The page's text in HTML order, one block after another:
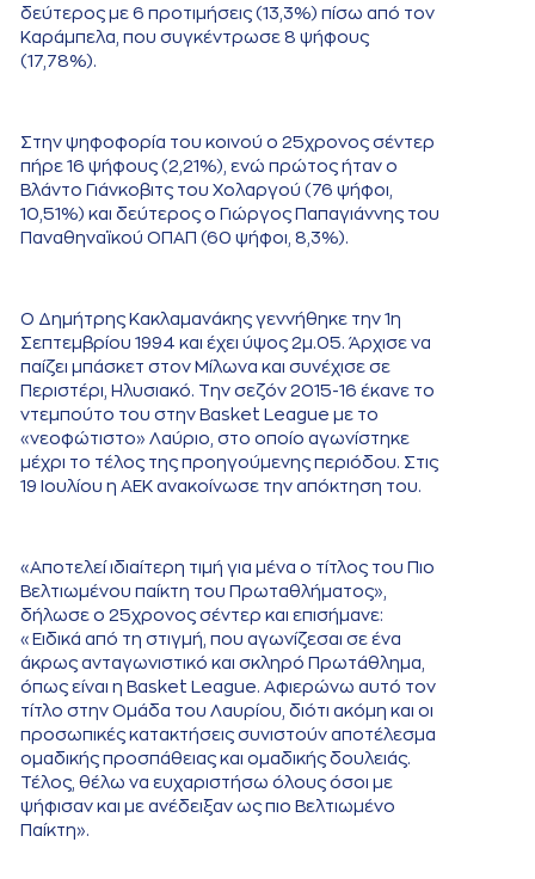
δεύτερος με 6 προτιμήσεις (13,3%) πίσω από τον
Καράμπελα, που συγκέντρωσε 8 ψήφους
(17,78%).
Στην ψηφοφορία του κοινού ο 25χρονος σέντερ
πήρε 16 ψήφους (2,21%), ενώ πρώτος ήταν ο
Βλάντο Γιάνκοβιτς του Χολαργού (76 ψήφοι,
10,51%) και δεύτερος ο Γιώργος Παπαγιάννης του
Παναθηναϊκού ΟΠΑΠ (60 ψήφοι, 8,3%).
Ο Δημήτρης Κακλαμανάκης γεννήθηκε την 1η
Σεπτεμβρίου 1994 και έχει ύψος 2μ.05. Άρχισε να
παίζει μπάσκετ στον Μίλωνα και συνέχισε σε
Περιστέρι, Ηλυσιακό. Την σεζόν 2015-16 έκανε το
ντεμπούτο του στην Basket League με το
«νεοφώτιστο» Λαύριο, στο οποίο αγωνίστηκε
μέχρι το τέλος της προηγούμενης περιόδου. Στις
19 Ιουλίου η ΑΕΚ ανακοίνωσε την απόκτηση του.
«Αποτελεί ιδιαίτερη τιμή για μένα ο τίτλος του Πιο
Βελτιωμένου παίκτη του Πρωταθλήματος»,
δήλωσε ο 25χρονος σέντερ και επισήμανε:
«Ειδικά από τη στιγμή, που αγωνίζεσαι σε ένα
άκρως ανταγωνιστικό και σκληρό Πρωτάθλημα,
όπως είναι η Basket League. Αφιερώνω αυτό τον
τίτλο στην Ομάδα του Λαυρίου, διότι ακόμη και οι
προσωπικές κατακτήσεις συνιστούν αποτέλεσμα
ομαδικής προσπάθειας και ομαδικής δουλειάς.
Τέλος, θέλω να ευχαριστήσω όλους όσοι με
ψήφισαν και με ανέδειξαν ως πιο Βελτιωμένο
Παίκτη».